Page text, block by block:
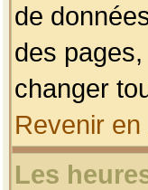
de
des
changer
Revenir
Les